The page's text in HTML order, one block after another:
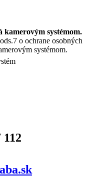
systémom.
o ochrane osobných
systémom.
112